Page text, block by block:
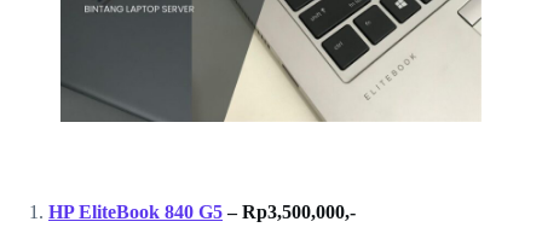
HP EliteBook 840 G5– Rp3,500,000,-